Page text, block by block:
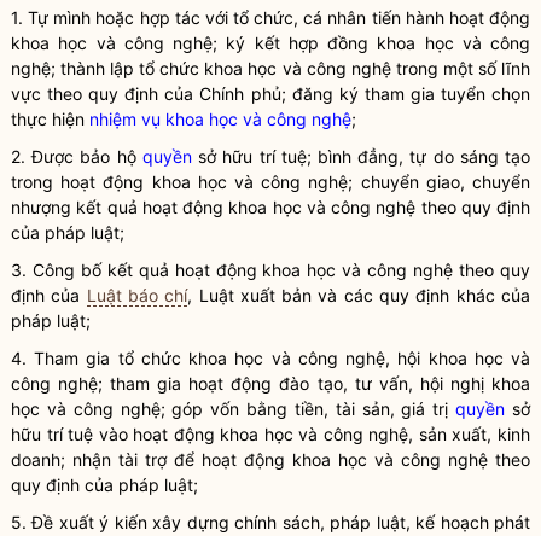
1. Tự mình hoặc hợp tác với tổ chức, cá nhân tiến hành hoạt động
khoa học và công nghệ; ký kết hợp đồng khoa học và công
nghệ; thành lậptổ chức khoa học và công nghệtrong một số lĩnh
vực theo quy định của Chính phủ; đăng ký tham gia tuyển chọn
thực hiện nhiệm vụ khoa học và công nghệ;
2. Được bảo hộ quyềnsở hữu trí tuệ; bình đẳng, tự do sáng tạo
trong hoạt động khoa học và công nghệ; chuyển giao, chuyển
nhượng kết quả hoạt động khoa học và công nghệ theo quy định
của pháp luật;
3. Công bố kết quả hoạt động khoa học và công nghệ theo quy
định của Luật báo chí, Luậtxuất bản và các quy định khác của
pháp luật;
4. Tham gia tổ chức khoa học và công nghệ, hội khoa học và
công nghệ; tham gia hoạt động đào tạo, tư vấn, hội nghị khoa
học và công nghệ; góp vốn bằng tiền, tài sản, giá trịquyền sở
hữu trí tuệ vào hoạt động khoa học và công nghệ, sản xuất, kinh
doanh; nhận tài trợ để hoạt động khoa học và công nghệ theo
quy định của pháp luật;
5. Đề xuất ý kiến xây dựng chính sách, pháp luật, kế hoạch phát